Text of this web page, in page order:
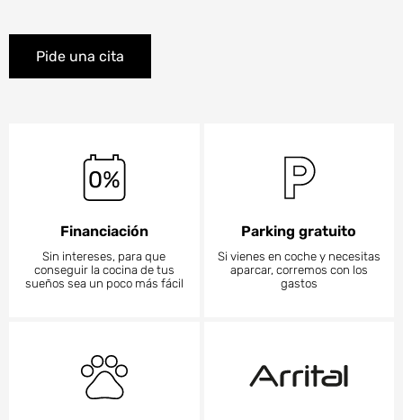
Pide una cita
Financiación
Sin intereses, para que
conseguir la cocina de tus
sueños sea un poco más fácil
Parking gratuito
Si vienes en coche y necesitas
aparcar, corremos con los
gastos